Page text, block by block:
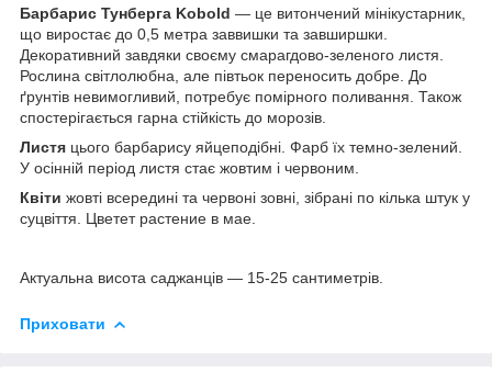
Барбарис Тунберга Kobold — це витончений мінікустарник,
що виростає до 0,5 метра заввишки та завширшки.
Декоративний завдяки своєму смарагдово-зеленого листя.
Рослина світлолюбна, але півтьок переносить добре. До
ґрунтів невимогливий, потребує помірного поливання. Також
спостерігається гарна стійкість до морозів.
Листя цього барбарису яйцеподібні. Фарб їх темно-зелений.
У осінній період листя стає жовтим і червоним.
Квіти жовті всередині та червоні зовні, зібрані по кілька штук у
суцвіття. Цветет растение в мае.
Актуальна висота саджанців — 15-25 сантиметрів.
Приховати